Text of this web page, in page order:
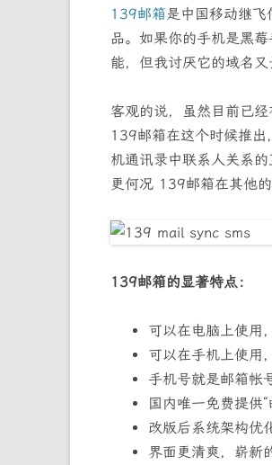
139邮箱是中国移动继
品。如果你的手机是黑
能，但我讨厌它的域名又
客观的说，虽然目前已
139邮箱在这个时候推
机通讯录中联系人关系
更何况 139邮箱在其他
139邮箱的显著特点：
可以在电脑上使用
可以在手机上使用
手机号就是邮箱帐
国内唯一免费提供
改版后系统架构优
界面更清爽，崭新